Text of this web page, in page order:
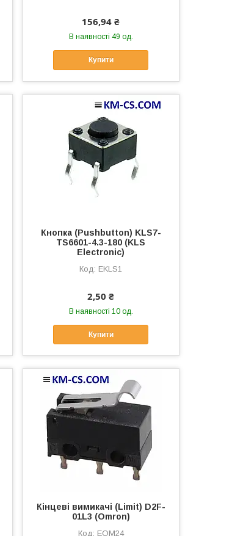
156,94 ₴
В наявності 49 од.
Купити
Кнопка (Pushbutton) KLS7-
TS6601-4.3-180 (KLS
Electronic)
EKLS1
2,50 ₴
В наявності 10 од.
Купити
Кінцеві вимикачі (Limit) D2F-
01L3 (Omron)
EOM24